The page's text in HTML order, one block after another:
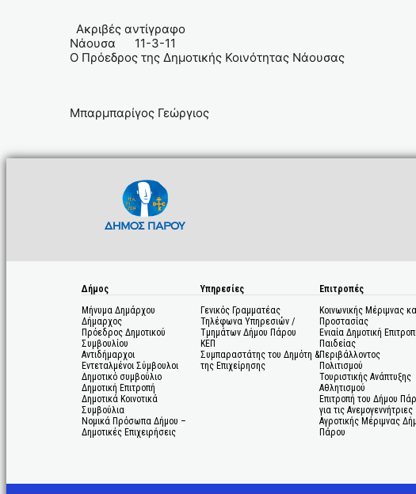
Ακριβές αντίγραφο
Νάουσα 11-3-11
Ο Πρόεδρος της Δημοτικής Κοινότητας Νάουσας
Μπαρμπαρίγος Γεώργιος
Δήμος
Μήνυμα Δημάρχου
Δήμαρχος
Πρόεδρος Δημοτικού
Συμβουλίου
Αντιδήμαρχοι
Εντεταλμένοι Σύμβουλοι
Δημοτικό συμβούλιο
Δημοτική Επιτροπή
Δημοτικά Κοινοτικά
Συμβούλια
Νομικά Πρόσωπα Δήμου –
Δημοτικές Επιχειρήσεις
Υπηρεσίες
Γενικός Γραμματέας
Τηλέφωνα Υπηρεσιών /
Τμημάτων Δήμου Πάρου
ΚΕΠ
Συμπαραστάτης του Δημότη &
της Επιχείρησης
Επιτροπές
Κοινωνικής Μέριμνας
Προστασίας
Ενιαία Δημοτική
Παιδείας
Περιβάλλοντος
Πολιτισμού
Τουριστικής Ανάπτυξης
Αθλητισμού
Επιτροπή του Δήμου
για τις Ανεμογεννήτριες
Αγροτικής Μέριμνας
Πάρου